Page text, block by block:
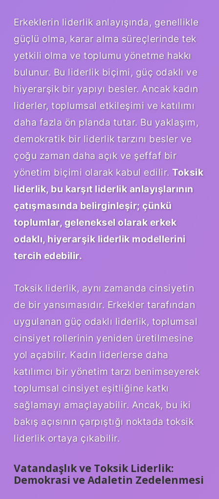
Erkeklerin liderlik anlayışında, genellikle
güçlü olma, karar alma süreçlerinde tek
yetkili olma ve toplumu yönetme hakkı
bulunur. Bu liderlik biçimi, güç odaklı ve
hiyerarşik bir yapıyı besler. Ancak kadın
liderler, toplumsal etkileşimi ve katılımı
daha fazla ön planda tutar. Bu yaklaşım,
demokratik bir liderlik tarzını besler ve
çoğu zaman daha açık ve şeffaf bir
yönetim biçimi olarak kabul edilir. Toksik
liderlik, bu karşıt liderlik anlayışlarının
çatışmasında belirginleşir; çünkü
toplumlar, geleneksel olarak erkek
odaklı, hiyerarşik liderlik modellerini
tercih edebilir.
Toksik liderlik, aynı zamanda cinsiyetin
de bir yansımasıdır. Erkekler tarafından
uygulanan güç odaklı liderlik, toplumsal
cinsiyet rollerinin yeniden üretilmesine
yol açabilir. Kadın liderlerse daha
katılımcı bir yönetim tarzı benimseyerek
toplumsal cinsiyet eşitliğine katkı
sağlamayı amaçlayabilir. Ancak, bu iki
bakış açısının çarpıştığı noktada toksik
liderlik ortaya çıkabilir.
Vatandaşlık ve Toksik Liderlik:
Demokrasi ve Adaletin Zedelenmesi